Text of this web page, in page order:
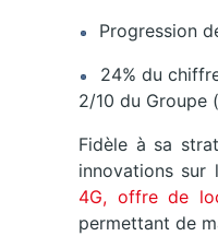
Progression
24% du
2/10 du Groupe
Fidèle à sa
innovations sur
4G, offre de
permettant de